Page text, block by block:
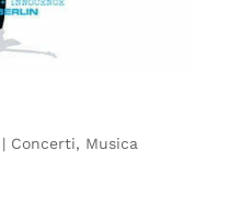
| Concerti, Musica